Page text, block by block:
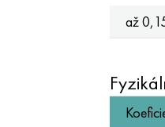
až